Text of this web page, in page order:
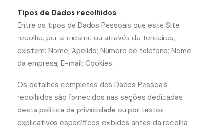
Tipos de Dados recolhidos
Entre os tipos de Dados Pessoais que este Site
recolhe, por si mesmo ou através de terceiros,
existem: Nome; Apelido; Número de telefone; Nome
da empresa; E-mail; Cookies.
Os detalhes completos dos Dados Pessoais
recolhidos são fornecidos nas seções dedicadas
desta política de privacidade ou por textos
explicativos específicos exibidos antes da recolha